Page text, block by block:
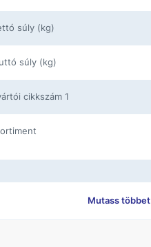
súly (kg)
súly (kg)
cikkszám 1
Mutass többet